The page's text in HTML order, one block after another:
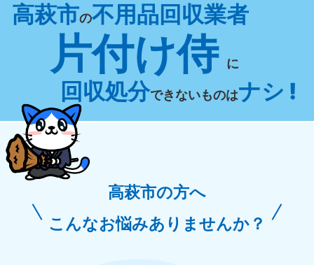
高萩市の不用品回収業者
片付け侍 に
回収処分できないものはナシ !
高萩市の方へ
こんなお悩みありませんか？